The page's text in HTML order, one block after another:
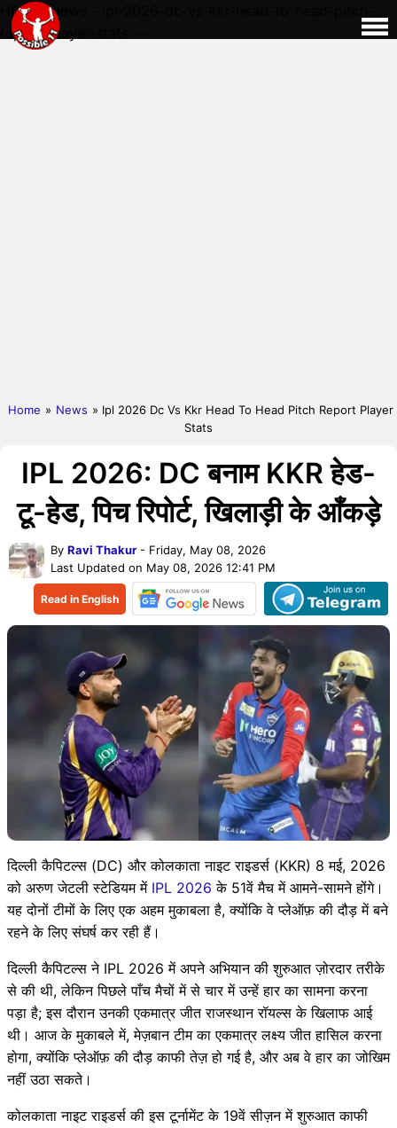
HERE - news - ipl-2026-dc-vs-kkr-head-to-head-pitch-
report-player-stats - -
Home » News » Ipl 2026 Dc Vs Kkr Head To Head Pitch Report Player
Stats
IPL 2026: DC बनाम KKR हेड-
टू-हेड, पिच रिपोर्ट, खिलाड़ी के आँकड़े
By Ravi Thakur - Friday, May 08, 2026
Last Updated on May 08, 2026 12:41 PM
Read in English
दिल्ली कैपिटल्स (DC) और कोलकाता नाइट राइडर्स (KKR) 8 मई, 2026
को अरुण जेटली स्टेडियम में IPL 2026 के 51वें मैच में आमने-सामने होंगे।
यह दोनों टीमों के लिए एक अहम मुकाबला है, क्योंकि वे प्लेऑफ़ की दौड़ में बने
रहने के लिए संघर्ष कर रही हैं।
दिल्ली कैपिटल्स ने IPL 2026 में अपने अभियान की शुरुआत ज़ोरदार तरीके
से की थी, लेकिन पिछले पाँच मैचों में से चार में उन्हें हार का सामना करना
पड़ा है; इस दौरान उनकी एकमात्र जीत राजस्थान रॉयल्स के खिलाफ आई
थी। आज के मुकाबले में, मेज़बान टीम का एकमात्र लक्ष्य जीत हासिल करना
होगा, क्योंकि प्लेऑफ़ की दौड़ काफी तेज़ हो गई है, और अब वे हार का जोखिम
नहीं उठा सकते।
कोलकाता नाइट राइडर्स की इस टूर्नामेंट के 19वें सीज़न में शुरुआत काफी